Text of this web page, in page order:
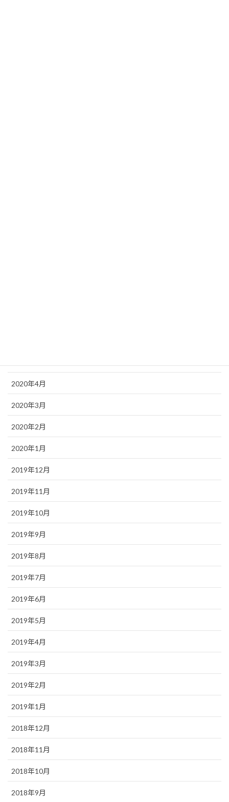
2020年4月
2020年3月
2020年2月
2020年1月
2019年12月
2019年11月
2019年10月
2019年9月
2019年8月
2019年7月
2019年6月
2019年5月
2019年4月
2019年3月
2019年2月
2019年1月
2018年12月
2018年11月
2018年10月
2018年9月